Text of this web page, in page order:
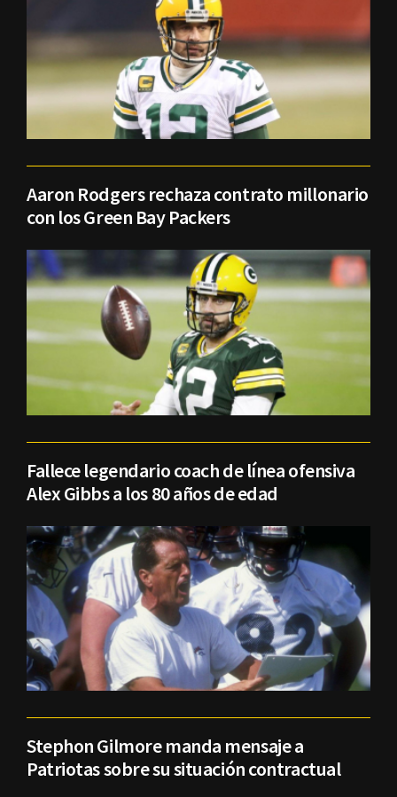
Aaron Rodgers rechaza contrato millonario
con los Green Bay Packers
Fallece legendario coach de línea ofensiva
Alex Gibbs a los 80 años de edad
Stephon Gilmore manda mensaje a
Patriotas sobre su situación contractual